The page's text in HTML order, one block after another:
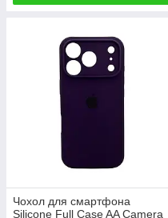
Чохол для смартфона
Silicone Full Case AA Camera